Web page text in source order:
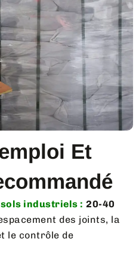
Et
industriels : 20-40
des joints, la
le contrôle de